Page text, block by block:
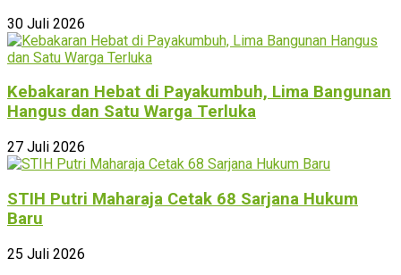
30 Juli 2026
Kebakaran Hebat di Payakumbuh, Lima Bangunan
Hangus dan Satu Warga Terluka
27 Juli 2026
STIH Putri Maharaja Cetak 68 Sarjana Hukum
Baru
25 Juli 2026